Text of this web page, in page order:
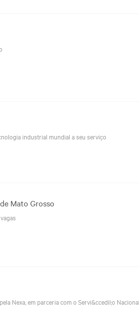
industrial mundial a seu serviço
Mato Grosso
Nexa, em parceria com o Servi&ccedil;o